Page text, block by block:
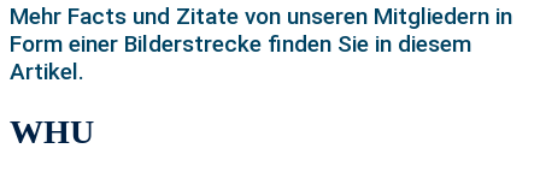
Mehr Facts und Zitate von unseren Mitgliedern in
Form einer Bilderstrecke finden Sie in diesem
Artikel.
WHU